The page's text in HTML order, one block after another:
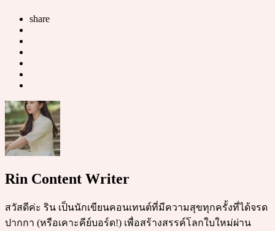
share
Rin Content Writer
สวัสดีค่ะ ริน เป็นนักเขียนคอนเทนต์ที่มีความสุขทุกครั้งที่ได้จรด
ปากกา (หรือเคาะคีย์บอร์ด!) เพื่อสร้างสรรค์โลกใบใหม่ผ่าน